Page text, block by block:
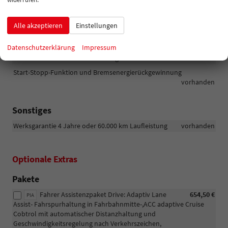
Digital Cockpit 8 Zoll
Lichtsensor mit automatischer Scheinwerfereinschaltung
Start-Stopp-Funktion und Bremsenergierückgewinnung
vorhanden
Sonstiges
Werksgarantie 4 Jahre oder 60.000 km Laufleistung vorhanden
Optionale Extras
Pakete
PIA 654,50 €
Fahrer Assistenzpaket Drive: Adaptiv Lane
Assist- Fahrspurhaltung in Fahrbahnmitte-,ACC adaptive Cruise
Cobtrol mit automatischer Distanzhaltung und
Geschwindigkeitsregelung nach Verkehrszeichen,
Alle akzeptieren Einstellungen
Datenschutzerklärung Impressum